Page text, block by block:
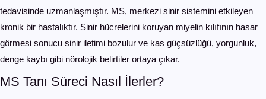
tedavisinde uzmanlaşmıştır. MS, merkezi sinir sistemini etkileyen
kronik bir hastalıktır. Sinir hücrelerini koruyan miyelin kılıfının hasar
görmesi sonucu sinir iletimi bozulur ve kas güçsüzlüğü, yorgunluk,
denge kaybı gibi nörolojik belirtiler ortaya çıkar.
MS Tanı Süreci Nasıl İlerler?